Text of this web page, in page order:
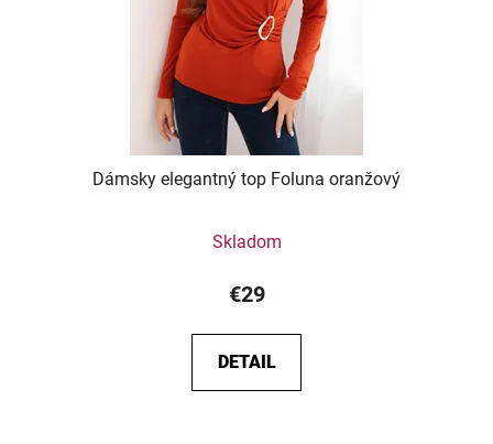
Dámsky elegantný top Foluna oranžový
Skladom
€29
DETAIL